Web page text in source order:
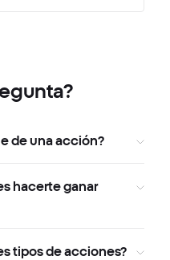
de una acción?
hacerte ganar
tipos de acciones?